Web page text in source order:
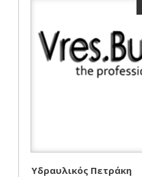
Υδραυλικός Πετράκη